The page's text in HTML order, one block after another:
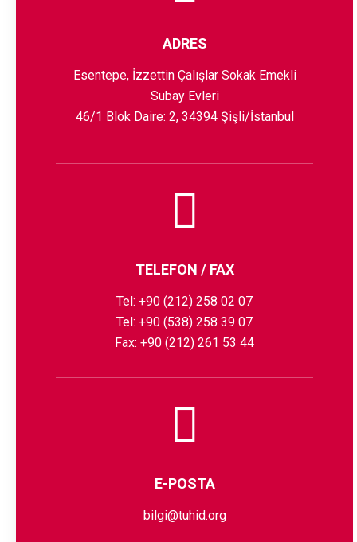
ADRES
Esentepe, İzzettin Çalışlar Sokak Emekli
Subay Evleri
46/1 Blok Daire: 2, 34394 Şişli/İstanbul
TELEFON / FAX
Tel: +90 (212) 258 02 07
Tel: +90 (538) 258 39 07
Fax: +90 (212) 261 53 44
E-POSTA
bilgi@tuhid.org